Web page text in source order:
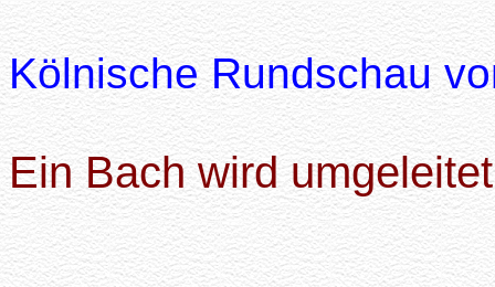
Kölnische Rundschau
Ein Bach wird umgeleitet